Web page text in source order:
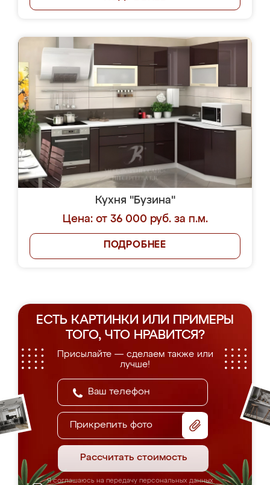
Кухня "Бузина"
Цена: от 36 000 руб. за п.м.
ПОДРОБНЕЕ
ЕСТЬ КАРТИНКИ ИЛИ ПРИМЕРЫ
ТОГО, ЧТО НРАВИТСЯ?
Присылайте — сделаем также или
лучше!
Прикрепить фото
Рассчитать стоимость
Я соглашаюсь на передачу персональных данных